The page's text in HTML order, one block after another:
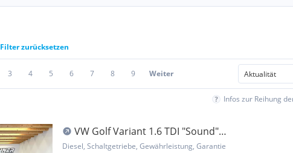
Filter zurücksetzen
3 4 5 6 7 8 9 Weiter
Infos zur Reihung
VW Golf Variant 1.6 TDI "Sound"
AHK*NAVI*SITZH
Diesel, Schaltgetriebe, Gewährleistung, Garantie